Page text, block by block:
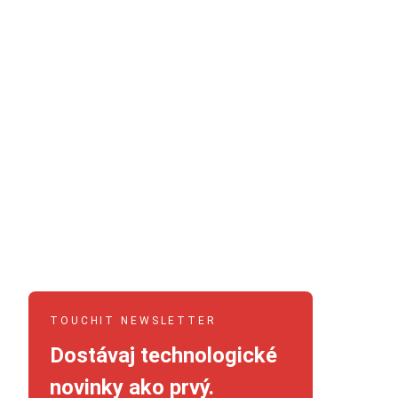
TOUCHIT NEWSLETTER
Dostávaj technologické
novinky ako prvý.